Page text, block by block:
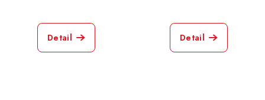
Detail Detail